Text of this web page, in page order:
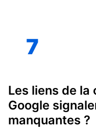
7
Les liens de la
Google
manquantes ?
liens
console
de
recherche
Google